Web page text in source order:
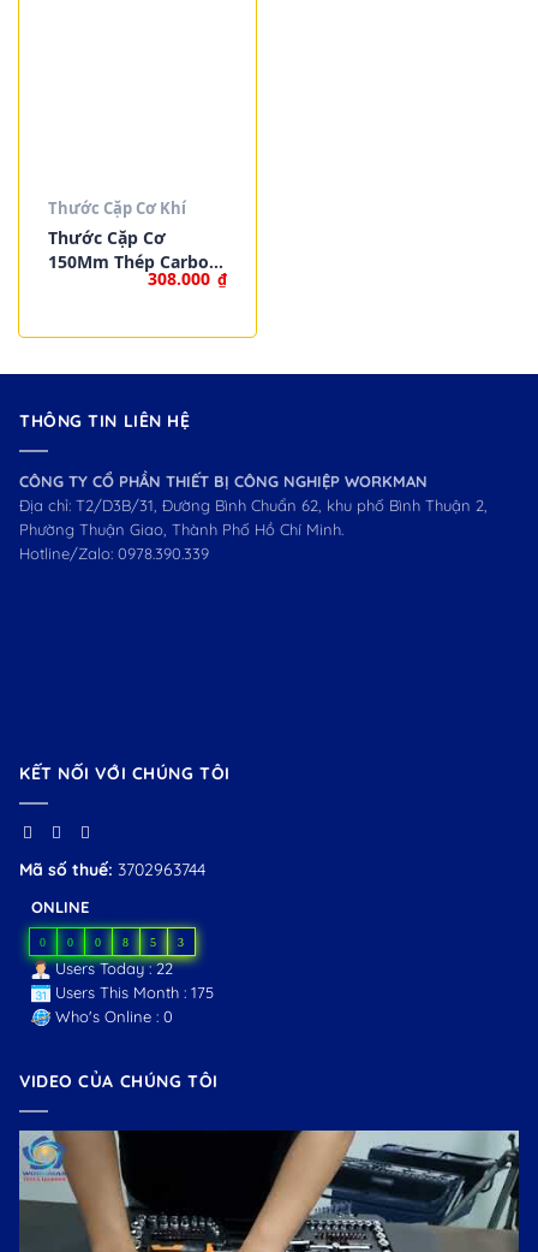
Thước Cặp Cơ Khí
Thước Cặp Cơ
150Mm Thép Carbon
WORKPRO W066005
308.000 ₫
THÔNG TIN LIÊN HỆ
CÔNG TY CỔ PHẦN THIẾT BỊ CÔNG NGHIỆP WORKMAN
Địa chỉ: T2/D3B/31, Đường Bình Chuẩn 62, khu phố Bình Thuận 2,
Phường Thuận Giao, Thành Phố Hồ Chí Minh.
Hotline/Zalo: 0978.390.339
KẾT NỐI VỚI CHÚNG TÔI
Mã số thuế: 3702963744
ONLINE
0 0 0 8 5 3
Users Today : 22
Users This Month : 175
Who's Online : 0
VIDEO CỦA CHÚNG TÔI